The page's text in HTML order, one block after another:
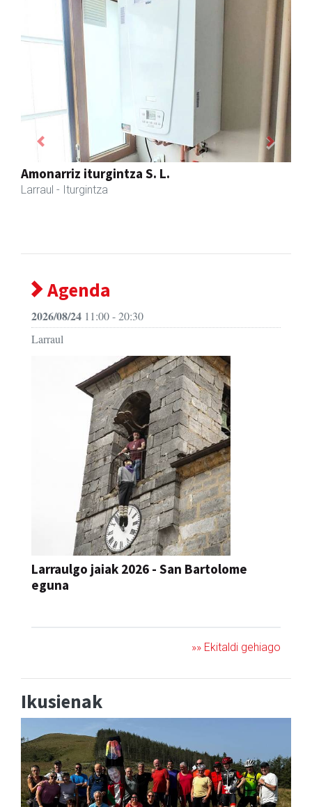
Larraulgo herri ostatua
Larraul - Jatetxeak
Previous Next
Agenda
2026/08/24 11:00 - 20:30
Larraul
Larraulgo jaiak 2026 - San Bartolome
eguna
»» Ekitaldi gehiago
Ikusienak